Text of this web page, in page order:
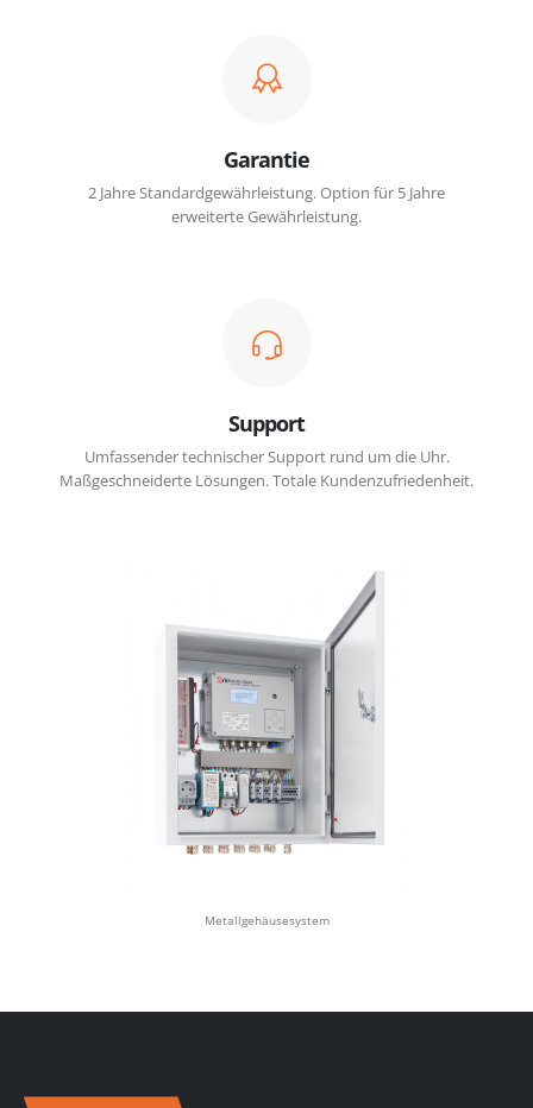
Garantie
2 Jahre Standardgewährleistung. Option für 5 Jahre
erweiterte Gewährleistung.
Support
Umfassender technischer Support rund um die Uhr.
Maßgeschneiderte Lösungen. Totale Kundenzufriedenheit.
Metallgehäusesystem mit verglaster Tür